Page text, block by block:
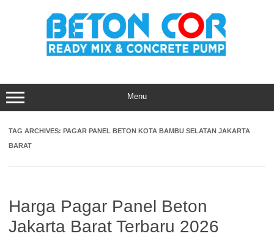
Menu
TAG ARCHIVES: PAGAR PANEL BETON KOTA BAMBU SELATAN JAKARTA
BARAT
Harga Pagar Panel Beton
Jakarta Barat Terbaru 2026